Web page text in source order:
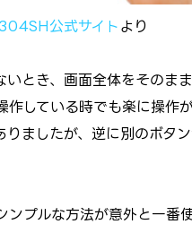
304SH公式サイト より
とき、画面全体をそのま
している時でも楽に操作
ましたが、逆に別のボタ
プルな方法が意外と一番